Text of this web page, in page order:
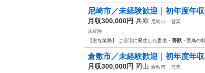
尼崎市／未経験歓迎｜初年度年
月収300,000円 兵庫 尼崎市
営業
未経験
【主な業務】 ご自宅に発生した害虫・ 害獣 ・害鳥の
倉敷市／未経験歓迎｜初年度年
月収300,000円 岡山 倉敷市
営業